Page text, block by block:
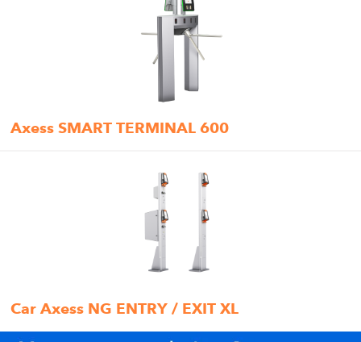
Axess SMART TERMINAL 600
Car Axess NG ENTRY / EXIT XL